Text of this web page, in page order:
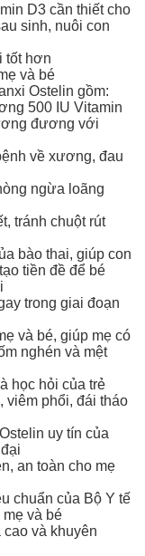
D3 cần thiết cho
sinh, nuôi con
tốt hơn
và bé
Ostelin gồm:
500 IU Vitamin
đương với
về xương, đau
ngừa loãng
tránh chuột rút
bào thai, giúp con
tiền đề để bé
trong giai đoạn
và bé, giúp mẹ có
nghén và mệt
học hỏi của trẻ
viêm phổi, đái tháo
uy tín của
an toàn cho mẹ
chuẩn của Bộ Y tế
và bé
và khuyên